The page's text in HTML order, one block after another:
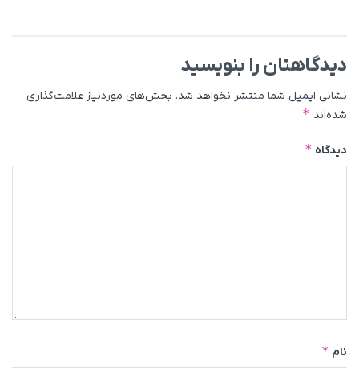
دیدگاهتان را بنویسید
نشانی ایمیل شما منتشر نخواهد شد. بخش‌های موردنیاز علامت‌گذاری
شده‌اند *
دیدگاه *
نام *